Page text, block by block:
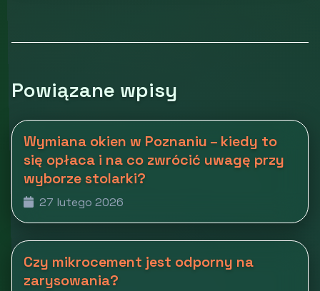
Powiązane wpisy
Wymiana okien w Poznaniu – kiedy to
się opłaca i na co zwrócić uwagę przy
wyborze stolarki?
27 lutego 2026
Czy mikrocement jest odporny na
zarysowania?